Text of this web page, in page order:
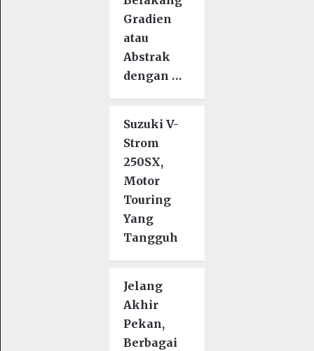
Gradien
atau
Abstrak
dengan …
Suzuki V-
Strom
250SX,
Motor
Touring
Yang
Tangguh
Jelang
Akhir
Pekan,
Berbagai